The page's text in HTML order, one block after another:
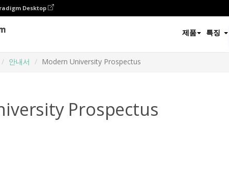
Desktop
제품 특징
안내서 Modern University Prospectus
Prospectus